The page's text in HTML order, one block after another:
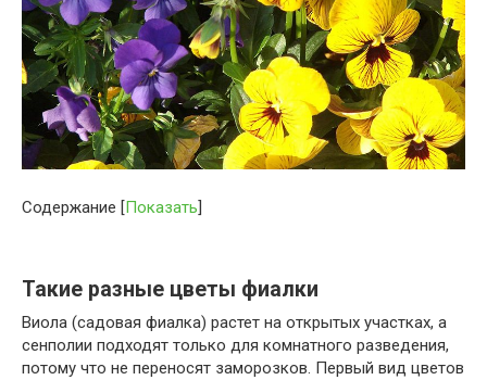
Содержание [Показать]
Такие разные цветы фиалки
Виола (садовая фиалка) растет на открытых участках, а
сенполии подходят только для комнатного разведения,
потому что не переносят заморозков. Первый вид цветов